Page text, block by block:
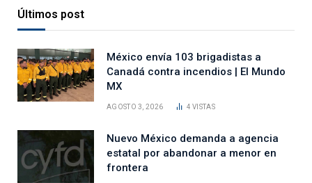
Últimos post
México envía 103 brigadistas a
Canadá contra incendios | El Mundo
MX
AGOSTO 3, 2026 4VISTAS
Nuevo México demanda a agencia
estatal por abandonar a menor en
frontera